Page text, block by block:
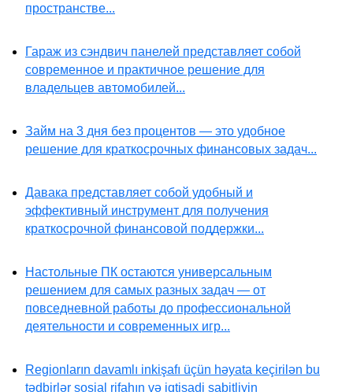
пространстве...
Гараж из сэндвич панелей представляет собой
современное и практичное решение для
владельцев автомобилей...
Займ на 3 дня без процентов — это удобное
решение для краткосрочных финансовых задач...
Давака представляет собой удобный и
эффективный инструмент для получения
краткосрочной финансовой поддержки...
Настольные ПК остаются универсальным
решением для самых разных задач — от
повседневной работы до профессиональной
деятельности и современных игр...
Regionların davamlı inkişafı üçün həyata keçirilən bu
tədbirlər sosial rifahın və iqtisadi sabitliyin